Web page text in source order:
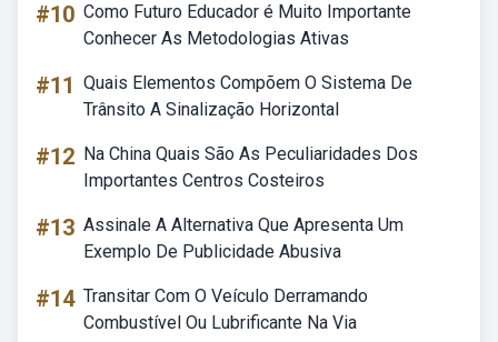
#10 Como Futuro Educador é Muito Importante
Conhecer As Metodologias Ativas
#11 Quais Elementos Compõem O Sistema De
Trânsito A Sinalização Horizontal
#12 Na China Quais São As Peculiaridades Dos
Importantes Centros Costeiros
#13 Assinale A Alternativa Que Apresenta Um
Exemplo De Publicidade Abusiva
#14 Transitar Com O Veículo Derramando
Combustível Ou Lubrificante Na Via